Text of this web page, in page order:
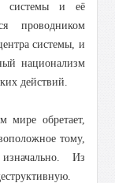
системы и её
проводником
системы, и
национализм
действий.
обретает,
тому,
Из